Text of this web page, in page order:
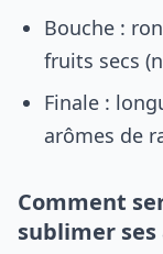
Bouche :
fruits secs
Finale :
arômes de
Comment
sublimer ses